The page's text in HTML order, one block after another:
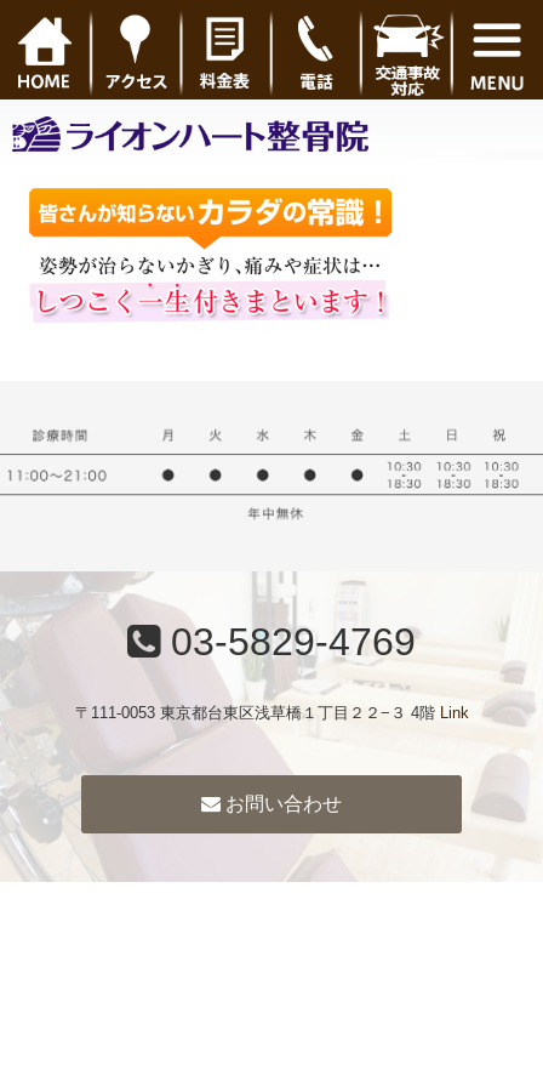
03-5829-4769
〒111-0053 東京都台東区浅草橋１丁目２２−３ 4階 Link
お問い合わせ